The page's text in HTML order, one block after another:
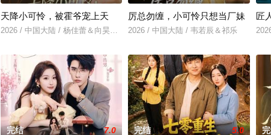
天降小可怜，被霍爷宠上天
2026 / 中国大陆 / 杨佳蕾＆向昊＆江路祺
厉总勿缠，小可怜只想当厂妹
2026 / 中国大陆 / 韦若辰＆祁乐
匠
完结 7.0 完结 5.0